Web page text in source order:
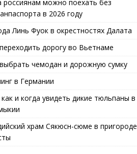
россиянам можно поехать без
в 2026 году
Линь Фуок в окрестностях Далата
дорогу во Вьетнаме
чемодан и дорожную сумку
в Германии
как и когда увидеть дикие тюльпаны в
храм Сякюсн-сюме в пригороде